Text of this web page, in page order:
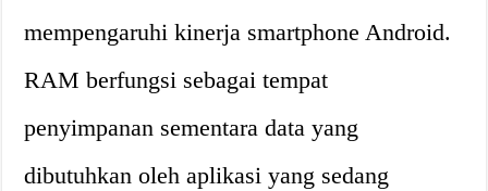
mempengaruhi kinerja smartphone Android.
RAM berfungsi sebagai tempat
penyimpanan sementara data yang
dibutuhkan oleh aplikasi yang sedang